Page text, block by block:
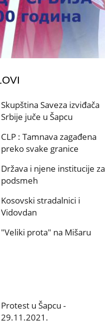
Skupština Saveza izviđača
Srbije juče u Šapcu
CLP : Tamnava zagađena
preko svake granice
Država i njene institucije za
podsmeh
Kosovski stradalnici i
Vidovdan
"Veliki prota" na Mišaru
Protest u Šapcu -
29.11.2021.